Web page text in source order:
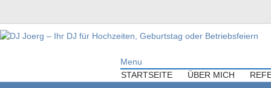
Geburtstag oder Betriebsfeiern
Menu
STARTSEITE
ÜBER MICH